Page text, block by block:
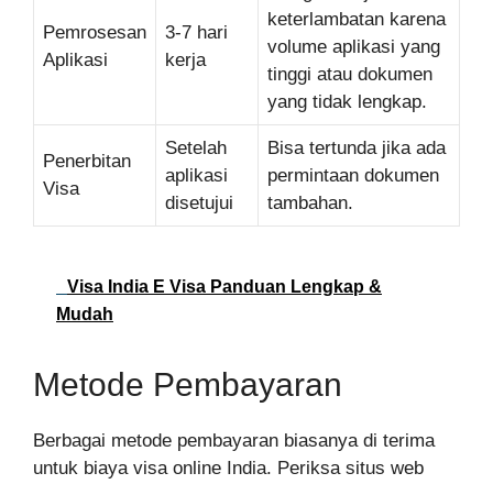
Pemrosesan
Aplikasi
3-7 hari
kerja
keterlambatan karena
volume aplikasi yang
tinggi atau dokumen
yang tidak lengkap.
Penerbitan
Visa
Setelah
aplikasi
disetujui
Bisa tertunda jika ada
permintaan dokumen
tambahan.
Visa India E Visa Panduan Lengkap &
Mudah
Metode Pembayaran
Berbagai metode pembayaran biasanya di terima
untuk biaya visa online India. Periksa situs web